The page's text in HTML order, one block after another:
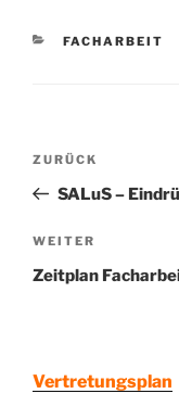
KATEGORIEN
FACHARBEIT
Vorheriger
Beitrag
ZURÜCK
SALuS –
Nächster
Beitrag
WEITER
Zeitplan
Vertretungsplan